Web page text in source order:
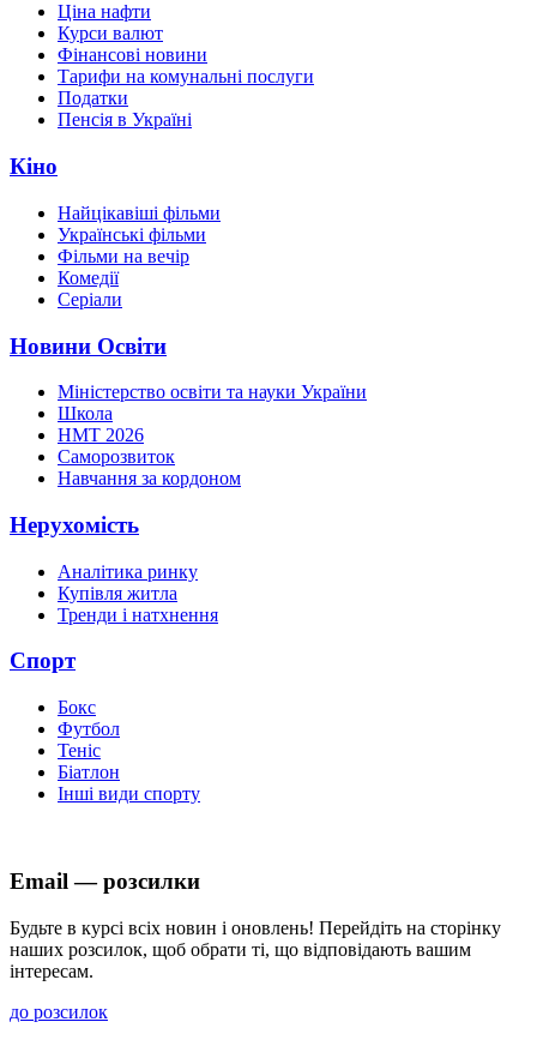
Ціна нафти
Курси валют
Фінансові новини
Тарифи на комунальні послуги
Податки
Пенсія в Україні
Кіно
Найцікавіші фільми
Українські фільми
Фільми на вечір
Комедії
Серіали
Новини Освіти
Міністерство освіти та науки України
Школа
НМТ 2026
Саморозвиток
Навчання за кордоном
Нерухомість
Аналітика ринку
Купівля житла
Тренди і натхнення
Спорт
Бокс
Футбол
Теніс
Біатлон
Інші види спорту
Email — розсилки
Будьте в курсі всіх новин і оновлень! Перейдіть на сторінку
наших розсилок, щоб обрати ті, що відповідають вашим
інтересам.
до розсилок